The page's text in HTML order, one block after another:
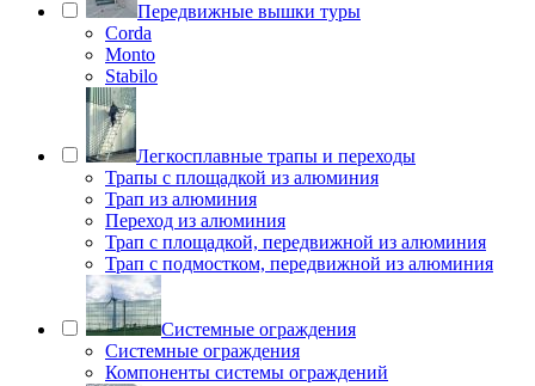
Передвижные вышки туры
Corda
Monto
Stabilo
Легкосплавные трапы и переходы
Трапы с площадкой из алюминия
Трап из алюминия
Переход из алюминия
Трап с площадкой, передвижной из алюминия
Трап с подмостком, передвижной из алюминия
Системные ограждения
Системные ограждения
Компоненты системы ограждений